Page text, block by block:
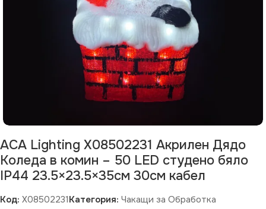
ACA Lighting X08502231 Акрилен Дядо
Коледа в комин – 50 LED студено бяло
IP44 23.5×23.5×35см 30см кабел
Код: X08502231Категория: Чакащи за Обработка